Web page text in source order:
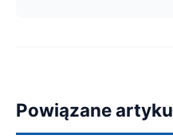
Powiązane